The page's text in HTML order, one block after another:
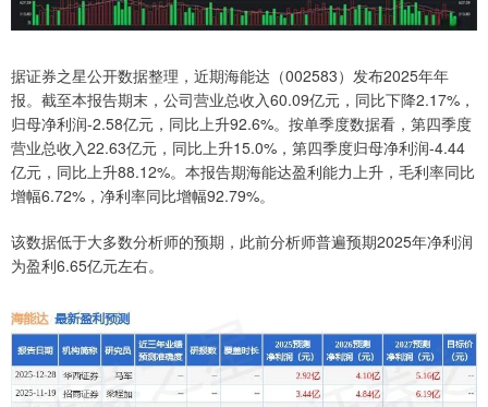
据证券之星公开数据整理，近期海能达（002583）发布2025年年
报。截至本报告期末，公司营业总收入60.09亿元，同比下降2.17%，
归母净利润-2.58亿元，同比上升92.6%。按单季度数据看，第四季度
营业总收入22.63亿元，同比上升15.0%，第四季度归母净利润-4.44
亿元，同比上升88.12%。本报告期海能达盈利能力上升，毛利率同比
增幅6.72%，净利率同比增幅92.79%。
该数据低于大多数分析师的预期，此前分析师普遍预期2025年净利润
为盈利6.65亿元左右。